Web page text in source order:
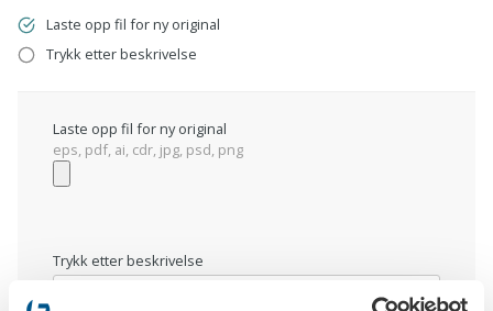
Laste opp fil for ny original
Trykk etter beskrivelse
Laste opp fil for ny original
eps, pdf, ai, cdr, jpg, psd, png
Trykk etter beskrivelse